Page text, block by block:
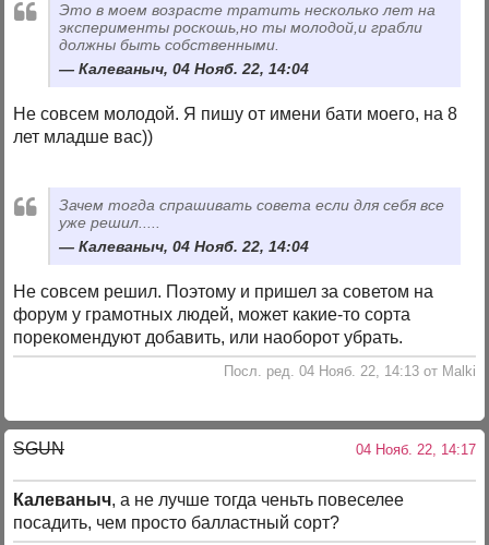
Это в моем возрасте тратить несколько лет на
эксперименты роскошь,но ты молодой,и грабли
должны быть собственными.
Калеваныч, 04 Нояб. 22, 14:04
Не совсем молодой. Я пишу от имени бати моего, на 8
лет младше вас))
Зачем тогда спрашивать совета если для себя все
уже решил.....
Калеваныч, 04 Нояб. 22, 14:04
Не совсем решил. Поэтому и пришел за советом на
форум у грамотных людей, может какие-то сорта
порекомендуют добавить, или наоборот убрать.
Посл. ред. 04 Нояб. 22, 14:13 от Malki
SGUN 04 Нояб. 22, 14:17
Калеваныч, а не лучше тогда ченьть повеселее
посадить, чем просто балластный сорт?